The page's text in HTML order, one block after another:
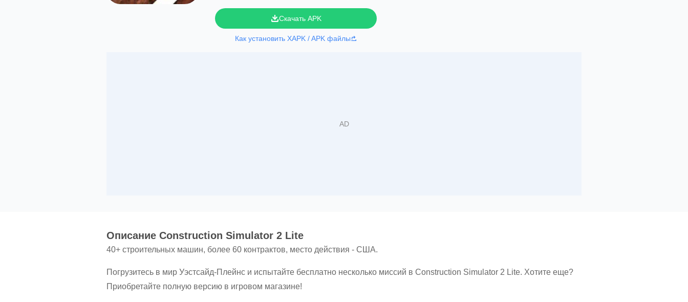
Скачать APK
Как установить XAPK / APK файлы
Oписание Construction Simulator 2 Lite
40+ строительных машин, более 60 контрактов, место действия - США.
Погрузитесь в мир Уэстсайд-Плейнс и испытайте бесплатно несколько миссий в Construction Simulator 2 Lite. Хотите еще?
Приобретайте полную версию в игровом магазине!